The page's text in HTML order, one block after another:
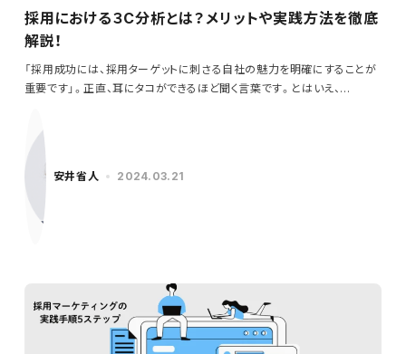
採用における３C分析とは？メリットや実践方法を徹底
解説！
「採用成功には、採用ターゲットに刺さる自社の魅力を明確にすることが
重要です」。正直、耳にタコができるほど聞く言葉です。とはいえ、…
安井省人 2024.03.21